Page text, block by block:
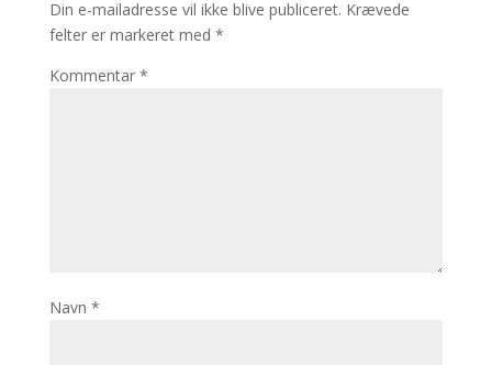
Din e-mailadresse vil ikke blive publiceret. Krævede
felter er markeret med *
Kommentar *
Navn *